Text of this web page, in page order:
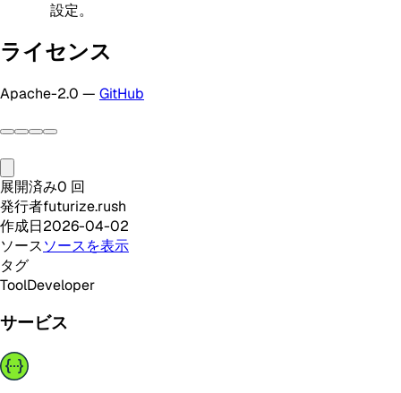
設定。
ライセンス
Apache-2.0 — GitHub
展開済み0 回
発行者futurize.rush
作成日2026-04-02
ソースソースを表示
タグ
ToolDeveloper
サービス